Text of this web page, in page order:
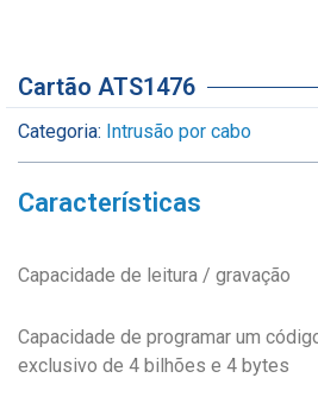
Cartão ATS1476
Categoria: Intrusão por cabo
Características
Capacidade de leitura / gravação
Capacidade de programar um
exclusivo de 4 bilhões e 4 bytes